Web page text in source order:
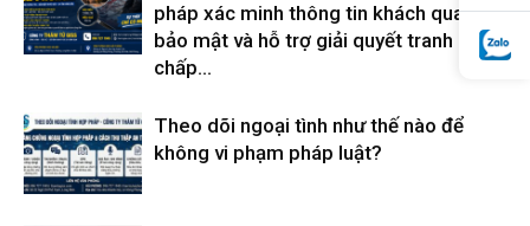
Giss
pháp xác minh thông tin khách quan,
bảo mật và hỗ trợ giải quyết tranh
chấp...
Theo dõi ngoại tình như thế nào để
không vi phạm pháp luật?